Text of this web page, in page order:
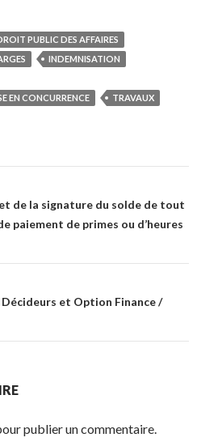
PUBLIC DES AFFAIRES
INDEMNISATION
EN CONCURRENCE
TRAVAUX
de la signature du solde de tout
paiement de primes ou d’heures
et Option Finance /
publier un commentaire.